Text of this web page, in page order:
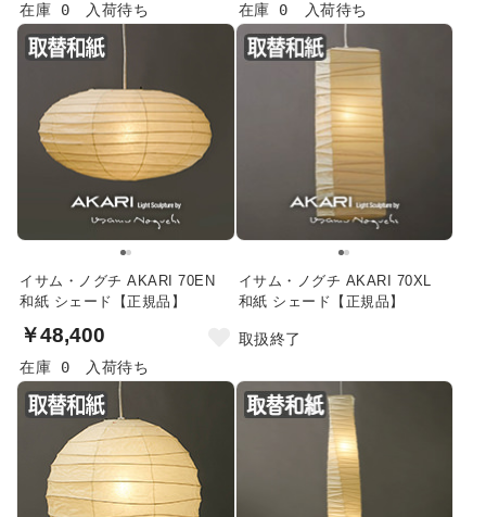
在庫 0 入荷待ち 在庫 0 入荷待ち
イサム・ノグチ AKARI 70EN
和紙 シェード【正規品】
￥48,400
在庫 0 入荷待ち
イサム・ノグチ AKARI 70XL
和紙 シェード【正規品】
取扱終了